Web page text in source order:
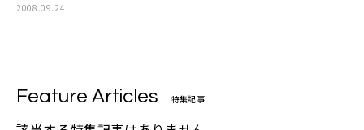
2008.09.24
Feature Articles 特集記事